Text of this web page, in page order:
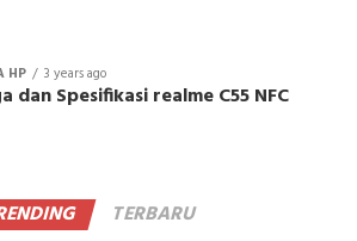
HP 3 years ago
dan Spesifikasi realme C55 NFC
TERBARU